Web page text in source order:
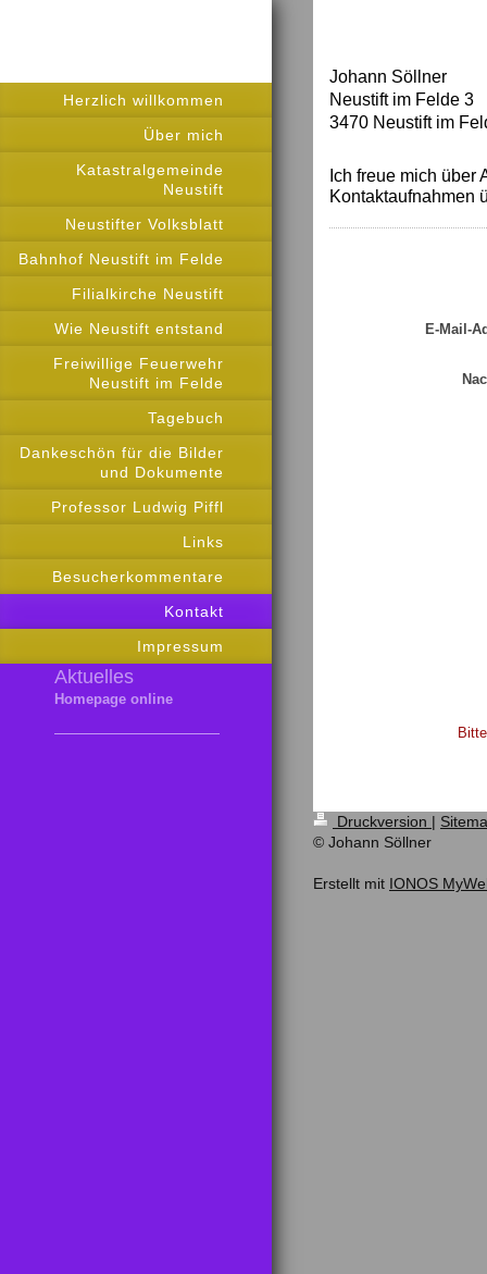
Herzlich willkommen
Über mich
Katastralgemeinde
Neustift
Neustifter Volksblatt
Bahnhof Neustift im Felde
Filialkirche Neustift
Wie Neustift entstand
Freiwillige Feuerwehr
Neustift im Felde
Tagebuch
Dankeschön für die Bilder
und Dokumente
Professor Ludwig Piffl
Links
Besucherkommentare
Kontakt
Impressum
Aktuelles
Homepage online
Johann Söllner
Neustift im Felde 3
3470 Neustift im
Ich freue mich über
Kontaktaufnahmen
E-Mail-
Druckversion |
© Johann Söllner
Erstellt mit IONOS